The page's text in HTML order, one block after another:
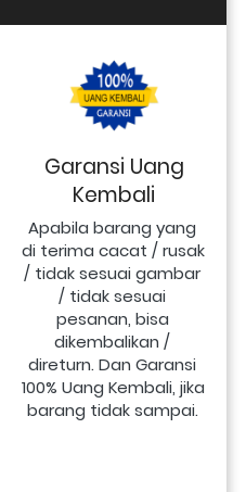
Garansi Uang
Kembali
Apabila barang yang
di terima cacat / rusak
/ tidak sesuai gambar
/ tidak sesuai
pesanan, bisa
dikembalikan /
direturn. Dan Garansi
100% Uang Kembali, jika
barang tidak sampai.